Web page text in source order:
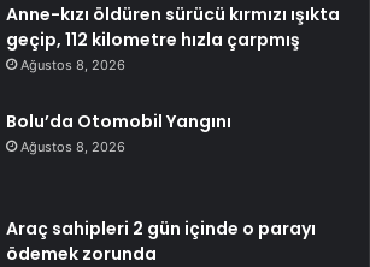
Anne-kızı öldüren sürücü kırmızı ışıkta
geçip, 112 kilometre hızla çarpmış
Ağustos 8, 2026
Bolu’da Otomobil Yangını
Ağustos 8, 2026
Araç sahipleri 2 gün içinde o parayı
ödemek zorunda